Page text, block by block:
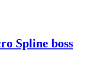
Spline boss